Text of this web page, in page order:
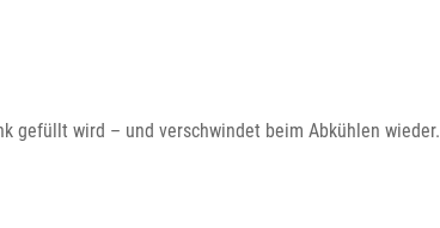
gefüllt wird – und verschwindet beim Abkühlen wieder.